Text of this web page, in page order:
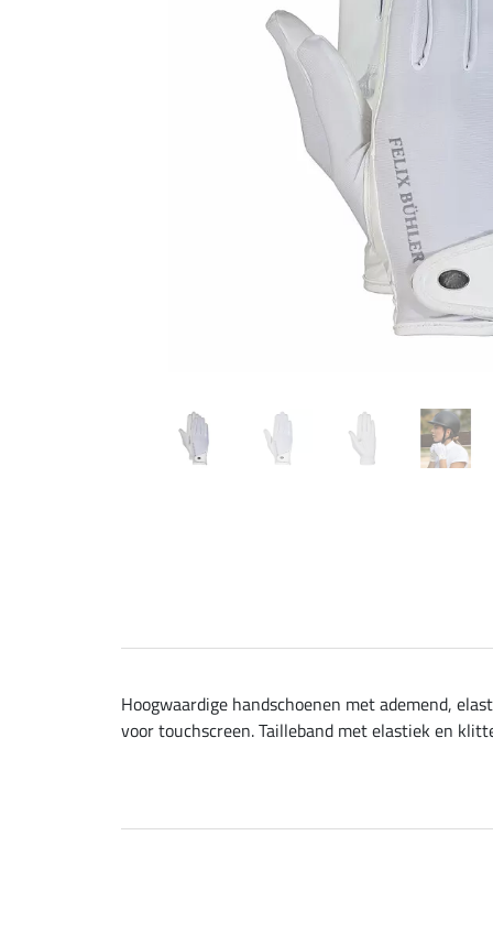
Hoogwaardige handschoenen met ademend,
voor touchscreen. Tailleband met elastiek en